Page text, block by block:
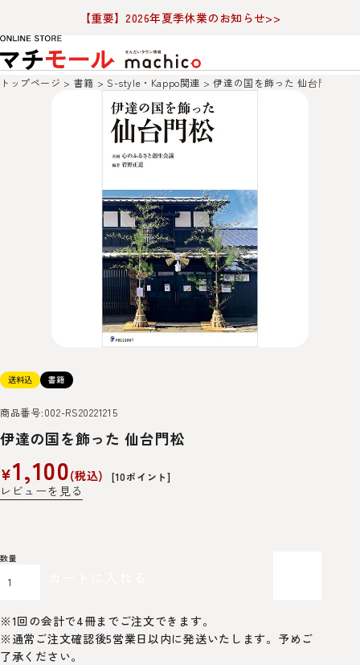
【重要】2026年夏季休業のお知らせ>>
トップページ 書籍 S-style・Kappo関連 伊達の国を飾った 仙台門松
送料込 書籍
商品番号 002-RS20221215
伊達の国を飾った 仙台門松
¥1,100 税込 [10ポイント]
レビューを見る
※1回の会計で4冊までご注文できます。
※通常ご注文確認後5営業日以内に発送いたします。予めご
了承ください。